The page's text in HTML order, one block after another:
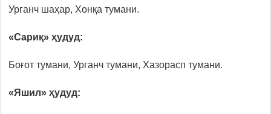
Урганч шаҳар, Хонқа тумани.
«Сариқ» ҳудуд:
Боғот тумани, Урганч тумани, Хазорасп тумани.
«Яшил» ҳудуд: